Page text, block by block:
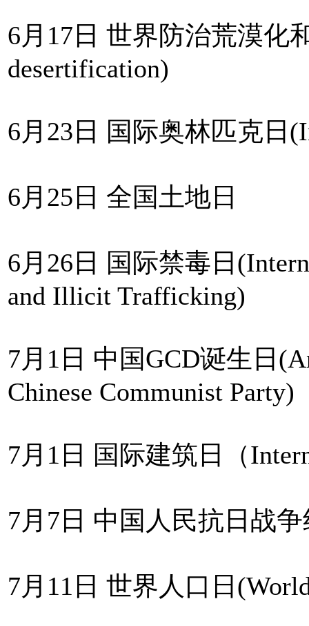
6月17日 世界防治荒漠化
desertification)
6月23日 国际奥林匹克日
6月25日 全国土地日
6月26日 国际禁毒日
and Illicit Trafficking)
7月1日 中国GCD诞生日
Chinese Communist Party)
7月1日 国际建筑日（
7月7日 中国人民抗日战
7月11日 世界人口日